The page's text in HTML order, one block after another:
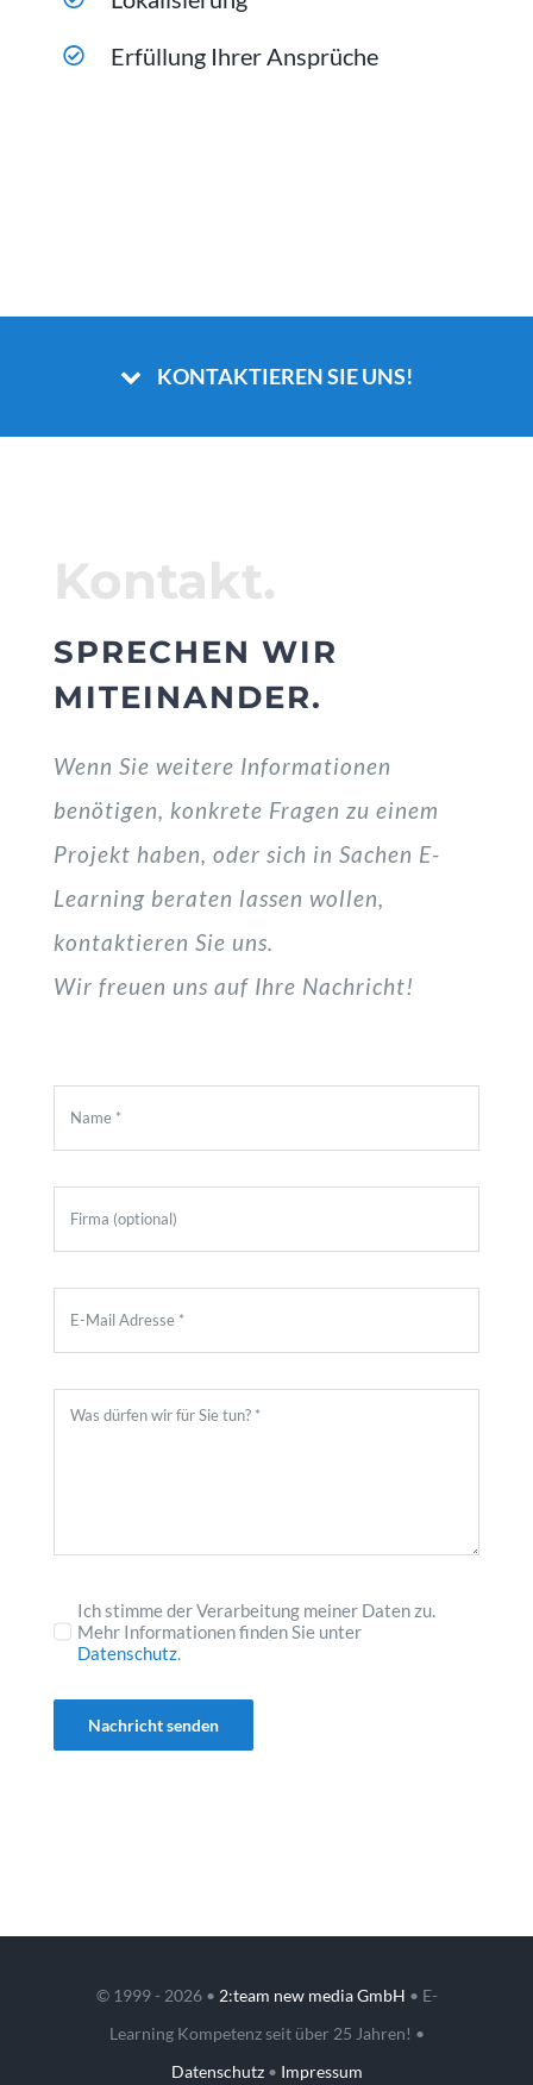
Erfüllung Ihrer Ansprüche
KONTAKTIEREN SIE UNS!
Kontakt.
SPRECHEN WIR
MITEINANDER.
Wenn Sie weitere Informationen
benötigen, konkrete Fragen zu einem
Projekt haben, oder sich in Sachen E-
Learning beraten lassen wollen,
kontaktieren Sie uns.
Wir freuen uns auf Ihre Nachricht!
Ich stimme der Verarbeitung meiner Daten zu.
Mehr Informationen finden Sie unter
Datenschutz.
Nachricht senden
© 1999 - 2026 • 2:team new media GmbH • E-
Learning Kompetenz seit über 25 Jahren! •
Datenschutz• Impressum